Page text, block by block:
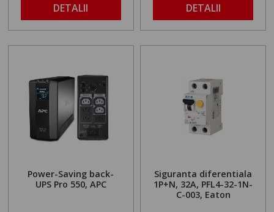
DETALII DETALII
Power-Saving back-
UPS Pro 550, APC
Siguranta diferentiala
1P+N, 32A, PFL4-32-1N-
C-003, Eaton